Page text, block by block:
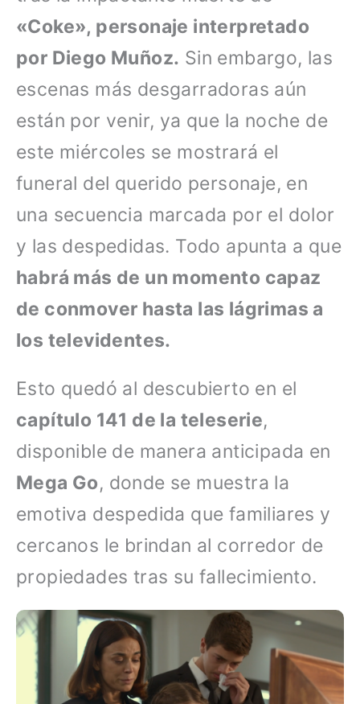
«Coke», personaje interpretado
por Diego Muñoz. Sin embargo, las
escenas más desgarradoras aún
están por venir, ya que la noche de
este miércoles se mostrará el
funeral del querido personaje, en
una secuencia marcada por el dolor
y las despedidas. Todo apunta a que
habrá más de un momento capaz
de conmover hasta las lágrimas a
los televidentes.
Esto quedó al descubierto en el
capítulo 141 de la teleserie,
disponible de manera anticipada en
Mega Go, donde se muestra la
emotiva despedida que familiares y
cercanos le brindan al corredor de
propiedades tras su fallecimiento.